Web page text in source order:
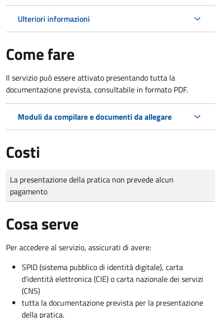
Ulteriori informazioni
Come fare
Il servizio può essere attivato presentando tutta la
documentazione prevista, consultabile in formato PDF.
Moduli da compilare e documenti da allegare
Costi
Tipo di pagamento
Importo
La presentazione della pratica non prevede alcun
pagamento
Cosa serve
Per accedere al servizio, assicurati di avere:
SPID (sistema pubblico di identità digitale), carta
d’identità elettronica (CIE) o carta nazionale dei servizi
(CNS)
tutta la documentazione prevista per la presentazione
della pratica.